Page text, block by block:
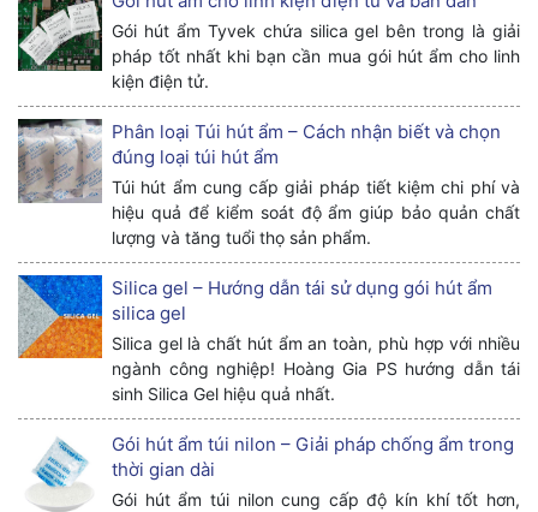
Gói hút ẩm Tyvek chứa silica gel bên trong là giải
pháp tốt nhất khi bạn cần mua gói hút ẩm cho linh
kiện điện tử.
Phân loại Túi hút ẩm – Cách nhận biết và chọn
đúng loại túi hút ẩm
Túi hút ẩm cung cấp giải pháp tiết kiệm chi phí và
hiệu quả để kiểm soát độ ẩm giúp bảo quản chất
lượng và tăng tuổi thọ sản phẩm.
Silica gel – Hướng dẫn tái sử dụng gói hút ẩm
silica gel
Silica gel là chất hút ẩm an toàn, phù hợp với nhiều
ngành công nghiệp! Hoàng Gia PS hướng dẫn tái
sinh Silica Gel hiệu quả nhất.
Gói hút ẩm túi nilon – Giải pháp chống ẩm trong
thời gian dài
Gói hút ẩm túi nilon cung cấp độ kín khí tốt hơn,